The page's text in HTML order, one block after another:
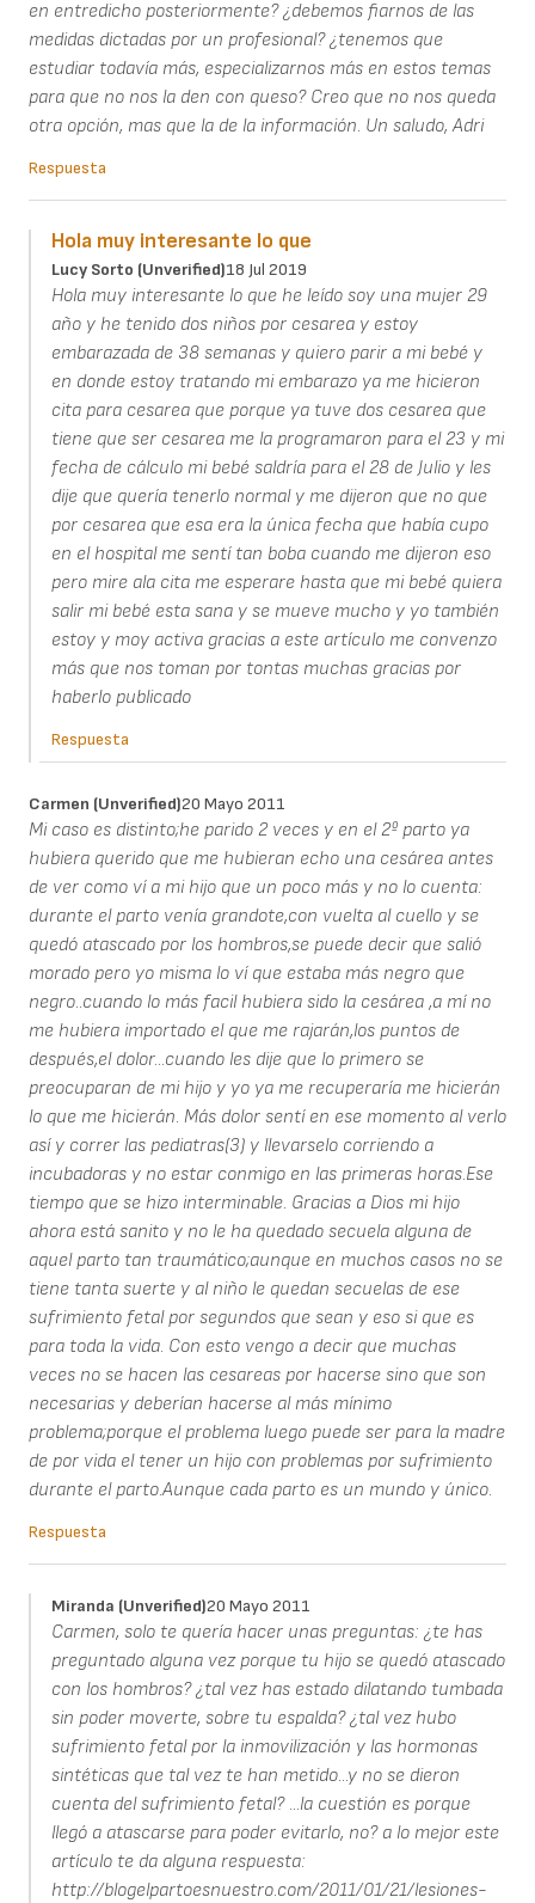
en entredicho posteriormente? ¿debemos fiarnos de las
medidas dictadas por un profesional? ¿tenemos que
estudiar todavía más, especializarnos más en estos temas
para que no nos la den con queso? Creo que no nos queda
otra opción, mas que la de la información. Un saludo, Adri
Respuesta
Hola muy interesante lo que
Lucy Sorto (unverified)18 Jul 2019
Hola muy interesante lo que he leído soy una mujer 29
año y he tenido dos niños por cesarea y estoy
embarazada de 38 semanas y quiero parir a mi bebé y
en donde estoy tratando mi embarazo ya me hicieron
cita para cesarea que porque ya tuve dos cesarea que
tiene que ser cesarea me la programaron para el 23 y mi
fecha de cálculo mi bebé saldría para el 28 de Julio y les
dije que quería tenerlo normal y me dijeron que no que
por cesarea que esa era la única fecha que había cupo
en el hospital me sentí tan boba cuando me dijeron eso
pero mire ala cita me esperare hasta que mi bebé quiera
salir mi bebé esta sana y se mueve mucho y yo también
estoy y moy activa gracias a este artículo me convenzo
más que nos toman por tontas muchas gracias por
haberlo publicado
Respuesta
Carmen (unverified)20 Mayo 2011
Mi caso es distinto;he parido 2 veces y en el 2º parto ya
hubiera querido que me hubieran echo una cesárea antes
de ver como ví a mi hijo que un poco más y no lo cuenta:
durante el parto venía grandote,con vuelta al cuello y se
quedó atascado por los hombros,se puede decir que salió
morado pero yo misma lo ví que estaba más negro que
negro..cuando lo más facil hubiera sido la cesárea ,a mí no
me hubiera importado el que me rajarán,los puntos de
después,el dolor...cuando les dije que lo primero se
preocuparan de mi hijo y yo ya me recuperaría me hicierán
lo que me hicierán. Más dolor sentí en ese momento al verlo
así y correr las pediatras(3) y llevarselo corriendo a
incubadoras y no estar conmigo en las primeras horas.Ese
tiempo que se hizo interminable. Gracias a Dios mi hijo
ahora está sanito y no le ha quedado secuela alguna de
aquel parto tan traumático;aunque en muchos casos no se
tiene tanta suerte y al niño le quedan secuelas de ese
sufrimiento fetal por segundos que sean y eso si que es
para toda la vida. Con esto vengo a decir que muchas
veces no se hacen las cesareas por hacerse sino que son
necesarias y deberían hacerse al más mínimo
problema;porque el problema luego puede ser para la madre
de por vida el tener un hijo con problemas por sufrimiento
durante el parto.Aunque cada parto es un mundo y único.
Respuesta
Miranda (unverified)20 Mayo 2011
Carmen, solo te quería hacer unas preguntas: ¿te has
preguntado alguna vez porque tu hijo se quedó atascado
con los hombros? ¿tal vez has estado dilatando tumbada
sin poder moverte, sobre tu espalda? ¿tal vez hubo
sufrimiento fetal por la inmovilización y las hormonas
sintéticas que tal vez te han metido...y no se dieron
cuenta del sufrimiento fetal? ...la cuestión es porque
llegó a atascarse para poder evitarlo, no? a lo mejor este
artículo te da alguna respuesta:
http://blogelpartoesnuestro.com/2011/01/21/lesiones-